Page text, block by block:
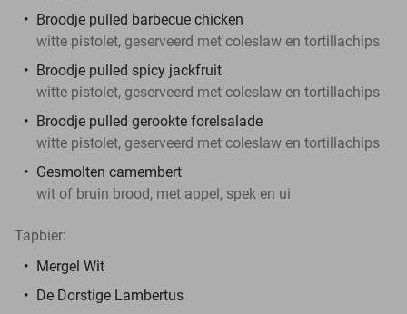
Broodje pulled barbecue chicken
witte pistolet, geserveerd met coleslaw en tortillachips
Broodje pulled spicy jackfruit
witte pistolet, geserveerd met coleslaw en tortillachips
Broodje pulled gerookte forelsalade
witte pistolet, geserveerd met coleslaw en tortillachips
Gesmolten camembert
wit of bruin brood, met appel, spek en ui
Tapbier:
Mergel Wit
De Dorstige Lambertus